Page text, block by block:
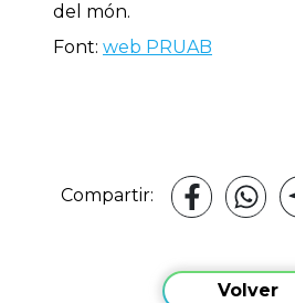
del món.
Font: web PRUAB
Compartir:
Volver